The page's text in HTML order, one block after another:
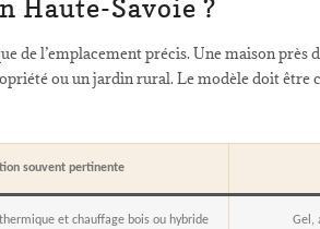
Haute-Savoie ?
l’emplacement précis. Une maison près
ou un jardin rural. Le modèle doit être
souvent pertinente
et chauffage bois ou hybride Gel,